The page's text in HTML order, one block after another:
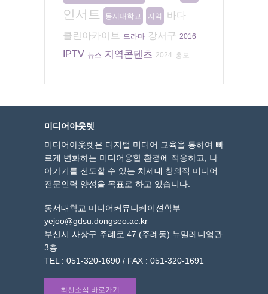
인서트 동서대학교 지역
바다
클린아카이브
드라마 강서구 2016
IPTV 뉴스 지역콘텐츠 2024 홍보
미디어아웃렛
미디어아웃렛은 디지털 미디어 교육을 통하여 빠
르게 변화하는 미디어융합 환경에 적응하고, 나
아가기를 선도할 수 있는 차세대 창의적 미디어
전문인력 양성을 목표로 하고 있습니다.
동서대학교 미디어커뮤니케이션학부
yejoo@gdsu.dongseo.ac.kr
부산시 사상구 주례로 47 (주례동) 뉴밀레니엄관
3층
TEL : 051-320-1690 / FAX : 051-320-1691
최신소식 바로가기